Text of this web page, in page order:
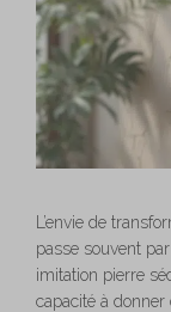
L’envie de
passe souvent
imitation pierre
capacité à donner